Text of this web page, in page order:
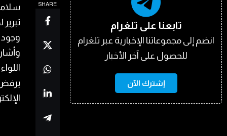
تابعنا على تلغرام
انضم إلى مجموعاتنا الإخبارية عبر تلغرام
للحصول على آخر الأخبار
إشترك الآن
SHARE
وجود
يرفض